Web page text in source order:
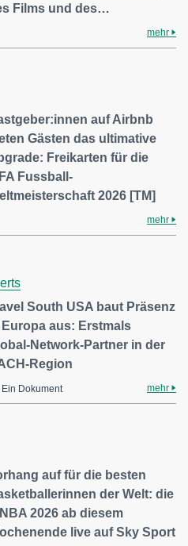
Films und des…
mehr
auf Airbnb
Gästen das ultimative
Freikarten für die
Fussball-
2026 [TM]
mehr
South USA baut Präsenz
Europa aus: Erstmals
Network-Partner in der
Region
Ein Dokument mehr
auf für die besten
der Welt: die
2026 ab diesem
live auf Sky Sport